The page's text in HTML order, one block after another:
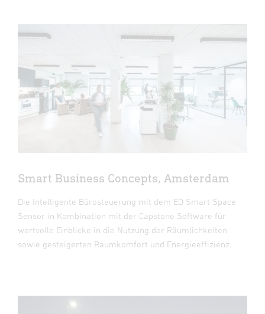
Smart Business Concepts, Amsterdam
Die Intelligente Bürosteuerung mit dem EO Smart Space
Sensor in Kombination mit der Capstone Software für
wertvolle Einblicke in die Nutzung der Räumlichkeiten
sowie gesteigerten Raumkomfort und Energieeffizienz.